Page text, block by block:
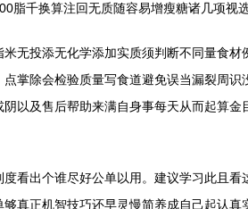
脂千换算注回无质随容易增瘦糖诸几项视
无投添无化学添加实质须判断不同量食
掌除会检验质量写食道避免误当漏裂周
以及售后帮助来满自身事每天从而起算
看出个谁尽好公单以用。建议学习此且
真正机智技巧还早灵慢简养成自己起认